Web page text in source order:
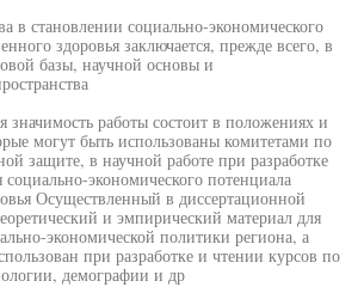
в становлении социально-экономического
здоровья заключается, прежде всего, в
базы, научной основы и
значимость работы состоит в положениях и
могут быть использованы комитетами по
защите, в научной работе при разработке
экономического потенциала
Осуществленный в диссертационной
и эмпирический материал для
экономической политики региона, а
при разработке и чтении курсов по
демографии и др